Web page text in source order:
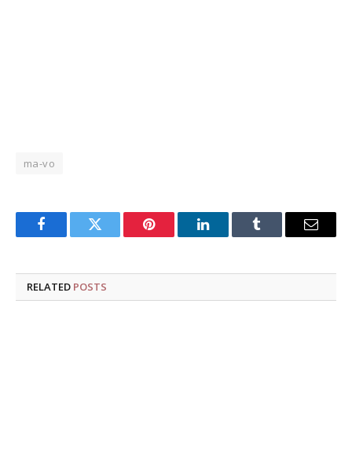
ma-vo
FacebookTwitter Pinterest LinkedInTumblr Email
RELATED POSTS